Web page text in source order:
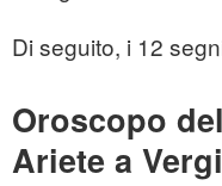
Di seguito, i 12
Oroscopo
Ariete a